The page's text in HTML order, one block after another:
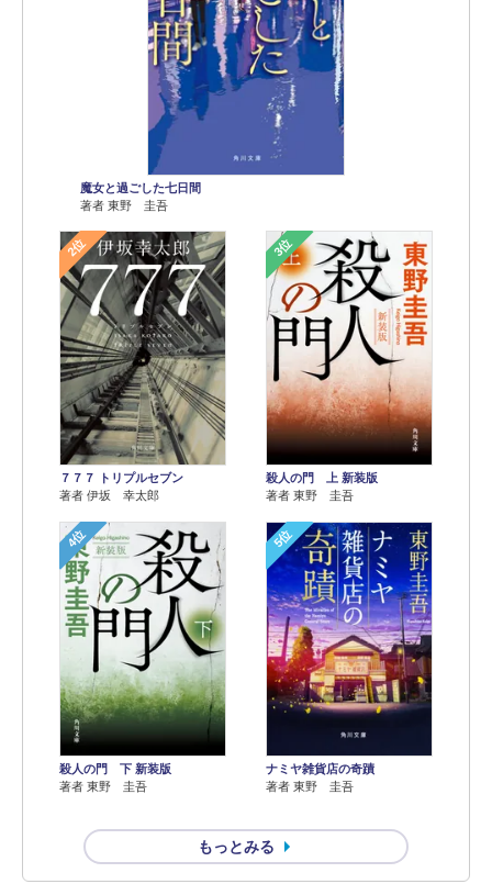
魔女と過ごした七日間
著者 東野 圭吾
2位
７７７ トリプルセブン
著者 伊坂 幸太郎
3位
殺人の門 上 新装版
著者 東野 圭吾
4位
殺人の門 下 新装版
著者 東野 圭吾
5位
ナミヤ雑貨店の奇蹟
著者 東野 圭吾
もっとみる